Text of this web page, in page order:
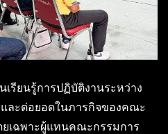
รียนรู้การปฏิบัติงานระหว่าง
ละต่อยอดในภารกิจของคณะ
เฉพาะผู้แทนคณะกรรมการ